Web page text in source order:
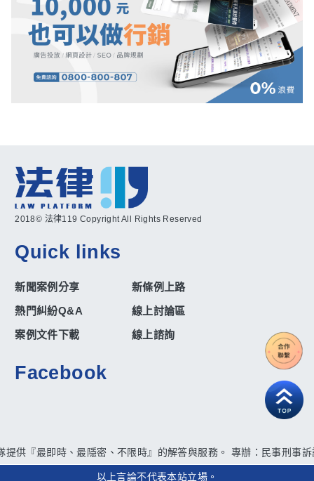
2018© 法律119 Copyright All Rights Reserved
Quick links
新聞案例分享
新條例上路
熱門糾紛Q&A
線上討論區
案例文件下載
線上諮詢
Facebook
提供『最即時、最隱密、不限時』的解答與服務。 專辦：民事刑事
以上言論不代表本站立場。